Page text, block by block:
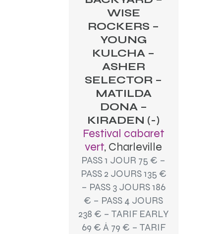
WISE
ROCKERS –
YOUNG
KULCHA –
ASHER
SELECTOR –
MATILDA
DONA –
KIRADEN (-)
Festival cabaret
vert, Charleville
PASS 1 JOUR 75 € –
PASS 2 JOURS 135 €
– PASS 3 JOURS 186
€ – PASS 4 JOURS
238 € – TARIF EARLY
69 € À 79 € – TARIF